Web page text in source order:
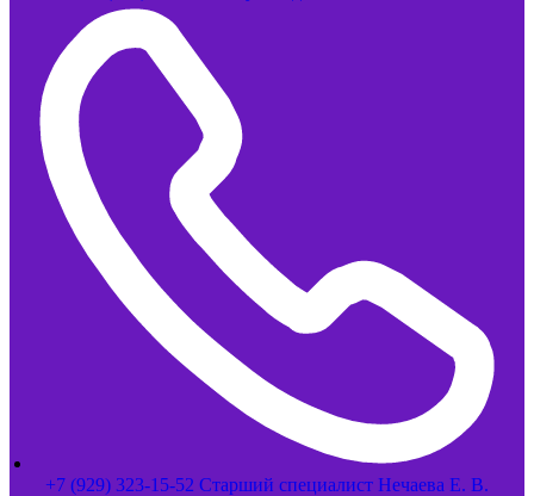
+7 (929) 323-15-52 Старший специалист Нечаева Е. В.